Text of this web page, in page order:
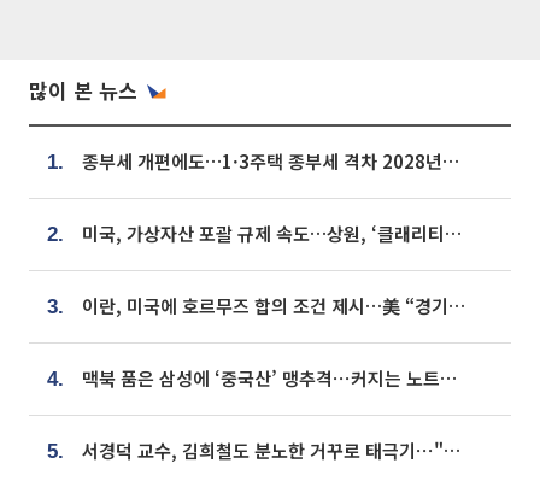
많이 본 뉴스
1. 종부세 개편에도…1·3주택 종부세 격차 2028년부터 확대
2. 미국, 가상자산 포괄 규제 속도…상원, ‘클래리티법’ 9월 절차투표 추진
3. 이란, 미국에 호르무즈 합의 조건 제시…美 “경기 아직 안 끝나” [종합]
4. 맥북 품은 삼성에 ‘중국산’ 맹추격⋯커지는 노트북 OLED 시장
5. 서경덕 교수, 김희철도 분노한 거꾸로 태극기⋯"엉터리는 아냐, 아쉬울 뿐"